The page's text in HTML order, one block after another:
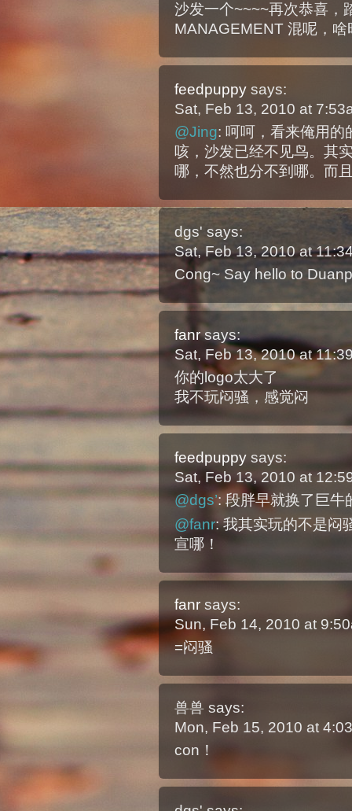
沙发一个~~~~再次恭喜，
MANAGEMENT 混呢，
feedpuppy says:
Sat, Feb 13, 2010 at
@Jing: 呵呵，看来俺用的
咳，沙发已经不见鸟。其
哪，不然也分不到哪。而
dgs' says:
Sat, Feb 13, 2010 at
Cong~ Say hello to
fanr says:
Sat, Feb 13, 2010 at
你的logo太大了
我不玩闷骚，感觉闷
feedpuppy says:
Sat, Feb 13, 2010 at
@dgs’: 段胖早就换了巨牛
@fanr: 我其实玩的不是闷
宣哪！
fanr says:
Sun, Feb 14, 2010 at
=闷骚
兽兽 says:
Mon, Feb 15, 2010 at
con！